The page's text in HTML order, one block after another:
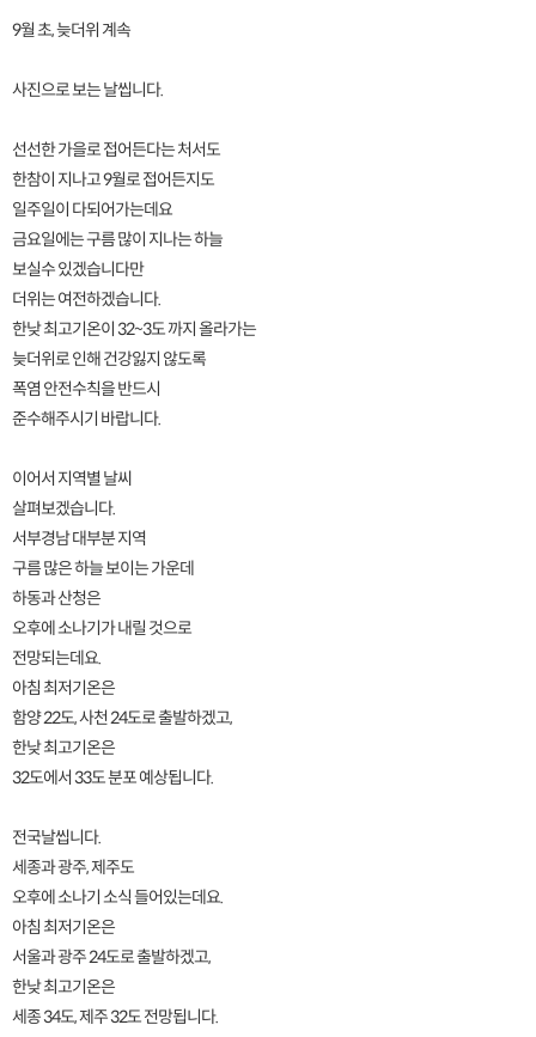
9월 초, 늦더위 계속
사진으로 보는 날씹니다.
선선한 가을로 접어든다는 처서도
한참이 지나고 9월로 접어든지도
일주일이 다되어가는데요
금요일에는 구름 많이 지나는 하늘
보실수 있겠습니다만
더위는 여전하겠습니다.
한낮 최고기온이 32~3도 까지 올라가는
늦더위로 인해 건강잃지 않도록
폭염 안전수칙을 반드시
준수해주시기 바랍니다.
이어서 지역별 날씨
살펴보겠습니다.
서부경남 대부분 지역
구름 많은 하늘 보이는 가운데
하동과 산청은
오후에 소나기가 내릴 것으로
전망되는데요.
아침 최저기온은
함양 22도, 사천 24도로 출발하겠고,
한낮 최고기온은
32도에서 33도 분포 예상됩니다.
전국날씹니다.
세종과 광주, 제주도
오후에 소나기 소식 들어있는데요.
아침 최저기온은
서울과 광주 24도로 출발하겠고,
한낮 최고기온은
세종 34도, 제주 32도 전망됩니다.